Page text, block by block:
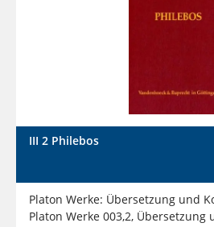
III 2 Philebos
Platon Werke: Übersetzung und
Platon Werke 003,2, Übersetzung